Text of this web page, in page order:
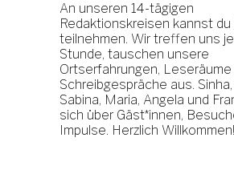
An unseren 14-tägigen
Redaktionskreisen kannst du
teilnehmen. Wir treffen uns
Stunde, tauschen unsere
Ortserfahrungen, Leseräume
Schreibgespräche aus.
Sabina, Maria, Angela und
sich über Gäst*innen,
Impulse. Herzlich Willkommen!